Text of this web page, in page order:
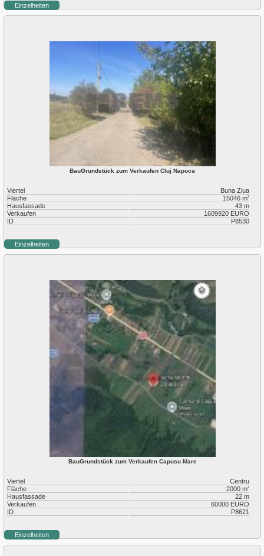
Plopilor
Einzelheiten
BauGrundstück zum Verkaufen Cluj Napoca
Viertel
Buna Ziua
Fläche
15046 m2
Hausfassade
43 m
Verkaufen
1609920 EURO
ID
P8530
Einzelheiten
BauGrundstück zum Verkaufen Capusu Mare
Viertel
Centru
Fläche
2000 m2
Hausfassade
22 m
Verkaufen
60000 EURO
ID
P8621
Einzelheiten